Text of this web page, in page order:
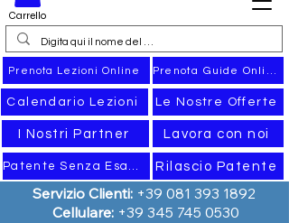
Servizio Clienti: +39 081 393 1892
Cellulare: +39 345 745 0530
Patente Senza Esame
Calendario Lezioni
Prenota Lezioni Online
Le Nostre Offerte
Lavora con noi
I Nostri Partner
Rilascio Patente
Carrello